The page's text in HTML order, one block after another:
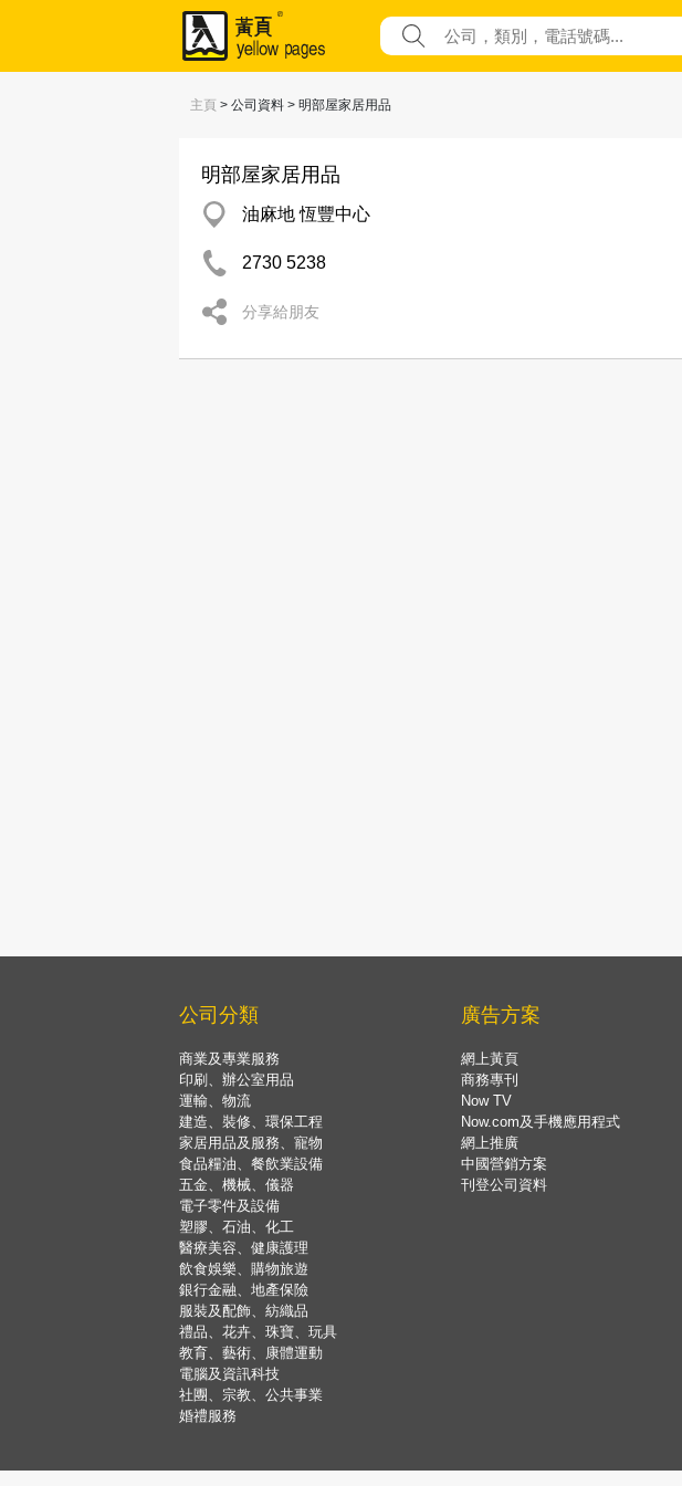
主頁 > 公司資料 > 明部屋家居用品
明部屋家居用品
油麻地 恆豐中心
2730 5238
分享給朋友
公司分類
商業及專業服務
印刷、辦公室用品
運輸、物流
建造、裝修、環保工程
家居用品及服務、寵物
食品糧油、餐飲業設備
五金、機械、儀器
電子零件及設備
塑膠、石油、化工
醫療美容、健康護理
飲食娛樂、購物旅遊
銀行金融、地產保險
服裝及配飾、紡織品
禮品、花卉、珠寶、玩具
教育、藝術、康體運動
電腦及資訊科技
社團、宗教、公共事業
婚禮服務
廣告方案
網上黃頁
商務專刊
Now TV
Now.com及手機應用程式
網上推廣
中國營銷方案
刊登公司資料